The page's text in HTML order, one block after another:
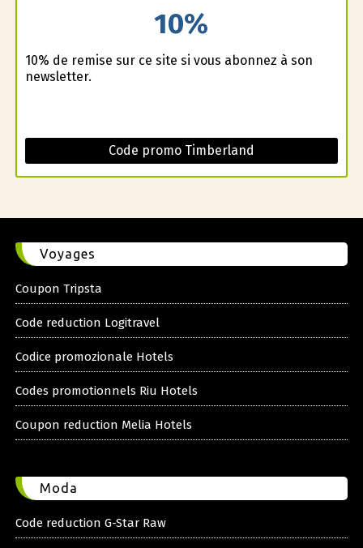
10%
10% de remise sur ce site si vous abonnez à son
newsletter.
Code promo Timberland
Voyages
Coupon Tripsta
Code reduction Logitravel
Codice promozionale Hotels
Codes promotionnels Riu Hotels
Coupon reduction Melia Hotels
Moda
Code reduction G-Star Raw